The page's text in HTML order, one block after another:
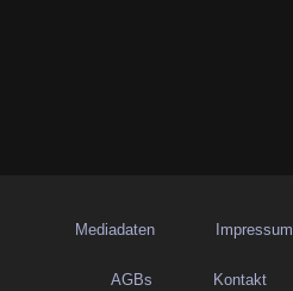
Mediadaten Impressum
AGBs Kontakt